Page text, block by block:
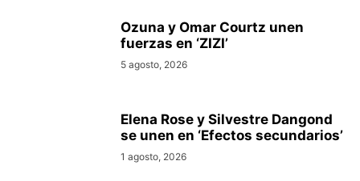
Ozuna y Omar Courtz unen
fuerzas en ‘ZIZI’
5 agosto, 2026
Elena Rose y Silvestre Dangond
se unen en ‘Efectos secundarios’
1 agosto, 2026